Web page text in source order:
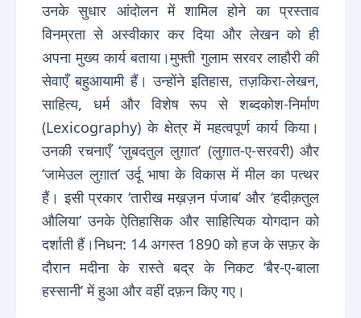
उनके सुधार आंदोलन में शामिल होने का प्रस्ताव
विनम्रता से अस्वीकार कर दिया और लेखन को ही
अपना मुख्य कार्य बताया।मुफ्ती गुलाम सरवर लाहौरी की
सेवाएँ बहुआयामी हैं। उन्होंने इतिहास, तज़किरा-लेखन,
साहित्य, धर्म और विशेष रूप से शब्दकोश-निर्माण
(Lexicography) के क्षेत्र में महत्वपूर्ण कार्य किया।
उनकी रचनाएँ ‘ज़ुबदतुल लुग़ात’ (लुग़ात-ए-सरवरी) और
‘जामेउल लुग़ात’ उर्दू भाषा के विकास में मील का पत्थर
हैं। इसी प्रकार ‘तारीख मख़ज़न पंजाब’ और ‘हदीक़तुल
औलिया’ उनके ऐतिहासिक और साहित्यिक योगदान को
दर्शाती हैं।निधन: 14 अगस्त 1890 को हज के सफ़र के
दौरान मदीना के रास्ते बद्र के निकट ‘बैर-ए-बाला
हस्सानी’ में हुआ और वहीं दफ़न किए गए।